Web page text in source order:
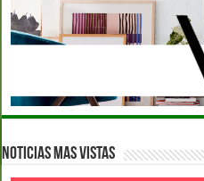
Noticias Mas Vistas